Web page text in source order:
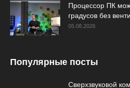
Процессор ПК
градусов без
05.08.2026
Популярные посты
Сверхзвуковой